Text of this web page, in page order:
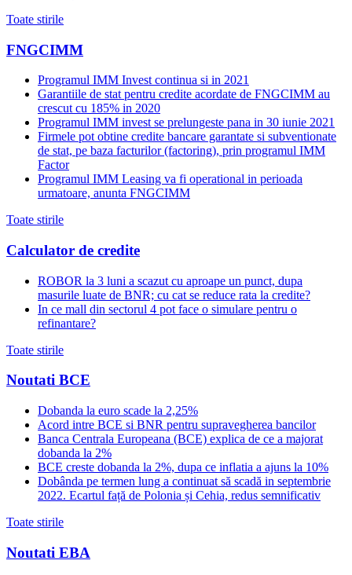
Toate stirile
FNGCIMM
Programul IMM Invest continua si in 2021
Garantiile de stat pentru credite acordate de FNGCIMM au
crescut cu 185% in 2020
Programul IMM invest se prelungeste pana in 30 iunie 2021
Firmele pot obtine credite bancare garantate si subventionate
de stat, pe baza facturilor (factoring), prin programul IMM
Factor
Programul IMM Leasing va fi operational in perioada
urmatoare, anunta FNGCIMM
Toate stirile
Calculator de credite
ROBOR la 3 luni a scazut cu aproape un punct, dupa
masurile luate de BNR; cu cat se reduce rata la credite?
In ce mall din sectorul 4 pot face o simulare pentru o
refinantare?
Toate stirile
Noutati BCE
Dobanda la euro scade la 2,25%
Acord intre BCE si BNR pentru supravegherea bancilor
Banca Centrala Europeana (BCE) explica de ce a majorat
dobanda la 2%
BCE creste dobanda la 2%, dupa ce inflatia a ajuns la 10%
Dobânda pe termen lung a continuat să scadă in septembrie
2022. Ecartul față de Polonia și Cehia, redus semnificativ
Toate stirile
Noutati EBA